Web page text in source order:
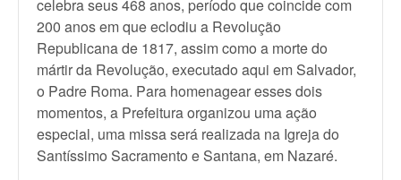
celebra seus 468 anos, período que coincide com
200 anos em que eclodiu a Revolução
Republicana de 1817, assim como a morte do
mártir da Revolução, executado aqui em Salvador,
o Padre Roma. Para homenagear esses dois
momentos, a Prefeitura organizou uma ação
especial, uma missa será realizada na Igreja do
Santíssimo Sacramento e Santana, em Nazaré.